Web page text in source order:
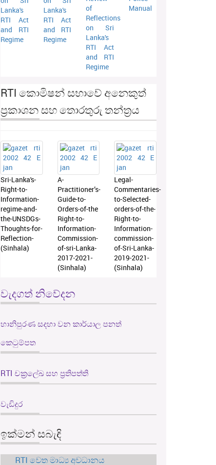
Lanka's
RTI Act
and RTI
Regime
Lanka's
RTI Act
and RTI
Regime
of
Reflections
on Sri
Lanka's
RTI Act
and RTI
Regime
Manual
RTI කොමිෂන් සභාවේ අනෙකුත්
ප්‍රකාශන සහ තොරතුරු තන්ත්‍රය
Sri-Lanka's-
Right-to-
Information-
regime-and-
the-UNSDGs-
Thoughts-for-
Reflection-
(Sinhala)
A-
Practitioner’s-
Guide-to-
Orders-of-the
Right-to-
Information-
Commission-
of-sri-Lanka-
2017-2021-
(Sinhala)
Legal-
Commentaries-
to-Selected-
orders-of-the-
Right-to-
Information-
commission-
of-Sri-Lanka-
2019-2021-
(Sinhala)
වැදගත් නිවේදන
හානිපුරණ සදහා වන කාර්යාල පනත්
කෙටුම්පත
RTI චක්‍රලේඛ සහ ප්‍රතිපත්ති
වැඩිදුර
ඉක්මන් සබැඳි
RTI වෙත මාධ්‍ය අවධානය